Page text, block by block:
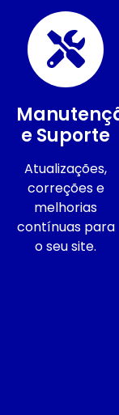
e Suporte
Atualizações,
correções e
melhorias
contínuas para
o seu site.